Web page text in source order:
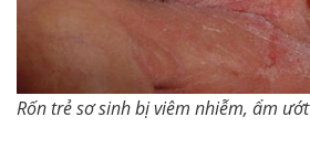
Rốn trẻ sơ sinh bị viêm nhiễm, ẩm ướt